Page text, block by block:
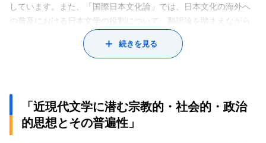
1983年から自動車メーカー・スズキのインド合弁会社に就職し
て、技術翻訳を手がけた後、1987年に日本の文部省（当時）の奨
学金を得て、早稲田大学に留学し、日本文学を本格的に研究しま
した。1996年に研究成果を論文にまとめ、ネール大学の博士号を
な研究活動を行ってきました。2012年には、京都の法蔵館という
出版社から『宮澤賢治の深層:宗教からの照射』という書籍を出
版。2024年には、これまでの日本文学研究の取り組みに対し、内
しています。また、「国際日本文化論」では、日本文化の海外へ
の普及における日本文学の役割について、翻訳論を踏まえながら
英語で講義しています。「国際宗教論」ではインド発祥の４つの
宗教（ヒンドゥー教、ジャイナ教、仏教、シク教）を紹介しなが
す。
異文化理解を深めることによって、国家間や民族間の関係をより
よいレベルへ引き上げることができます。現在、世界に起こって
いる紛争や戦争はすべて、お互いを理解し、尊敬し合えていない
続きを見る
「近現代文学に潜む宗教的・社会的・政治
的思想とその普遍性」